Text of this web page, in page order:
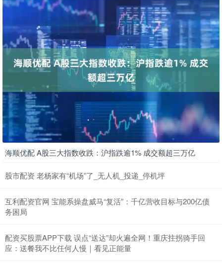
海顺优配 A股三大指数收跌：沪指跌逾1% 成交额超三万亿
股市配资 老杨家有“机场”了_无人机_投递_停机坪
互利配资官网 宝能系操盘威马“复活”：千亿营收目标与200亿债
务困局
配资买股票APP下载 误点“送达”却火遍全网！重庆拄拐骑手回
应：送餐我不比任何人慢｜看见正能量